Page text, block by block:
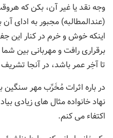
وجه نقد یا غیر آن، بکن که هروقت
(عندالمطالبه) مجبور به ادای
اینکه خوش و خرم در کنار این
برقراری رافت و مهربانی بین شما
تا آخِر عمر باشد، در آنجا
در باره اثرات مُخَرِّب مهر سنگین
نهاد خانواده مثال های زیادی
اکتفاء می کنم.